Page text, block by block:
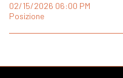
02/15/2026 06:00 PM
Posizione